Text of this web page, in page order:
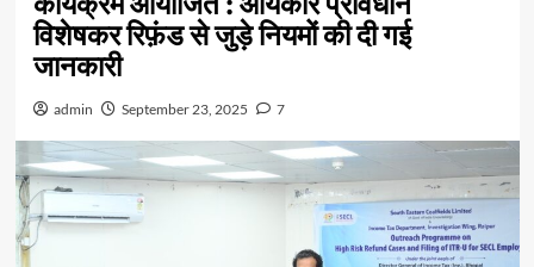
विशेषकर रिफ़ंड से जुड़े नियमों की दी गई
जानकारी
admin September 23, 2025 7